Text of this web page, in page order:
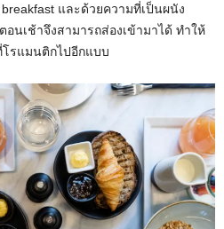
และด้วยความที่เป็นผนัง
นเช้าจึงสามารถส่องเข้ามาได้ ทำให้
รแมนติกไปอีกแบบ